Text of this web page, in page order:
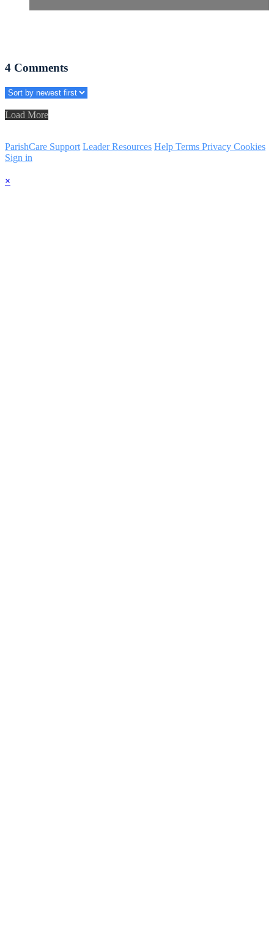
4 Comments
Load More
ParishCare Support Leader Resources Help Terms Privacy Cookies
Sign in
×